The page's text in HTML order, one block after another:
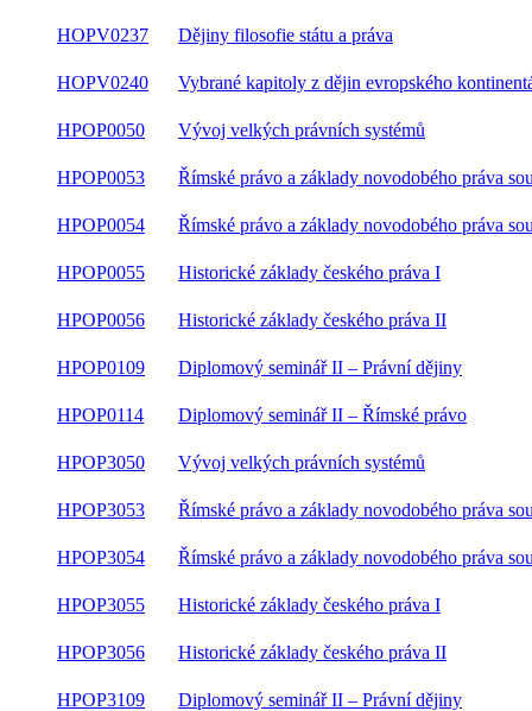
HOPV0237 Dějiny filosofie státu a práva
HOPV0240
Vybrané kapitoly z dějin evropského
práva
HPOP0050
Vývoj velkých právních systémů
HPOP0053
Římské právo a základy novodobého práva
soukromého I
HPOP0054
Římské právo a základy novodobého práva
soukromého II
HPOP0055
Historické základy českého práva I
HPOP0056 Historické základy českého práva II
HPOP0109 Diplomový seminář II – Právní dějiny
HPOP0114 Diplomový seminář II – Římské právo
HPOP3050 Vývoj velkých právních systémů
HPOP3053
Římské právo a základy novodobého práva
soukromého I
HPOP3054
Římské právo a základy novodobého práva
soukromého II
HPOP3055
Historické základy českého práva I
HPOP3056 Historické základy českého práva II
HPOP3109 Diplomový seminář II – Právní dějiny